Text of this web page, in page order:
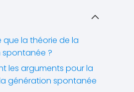
la théorie de la
?
les arguments pour la
génération spontanée